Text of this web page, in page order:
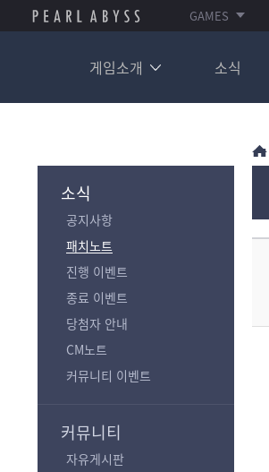
GAMES
게임소개 소식
소식
공지사항
패치노트
진행 이벤트
종료 이벤트
당첨자 안내
CM노트
커뮤니티 이벤트
커뮤니티
자유게시판